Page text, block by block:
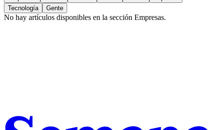
Tecnología
Gente
No hay artículos disponibles en la sección Empresas.